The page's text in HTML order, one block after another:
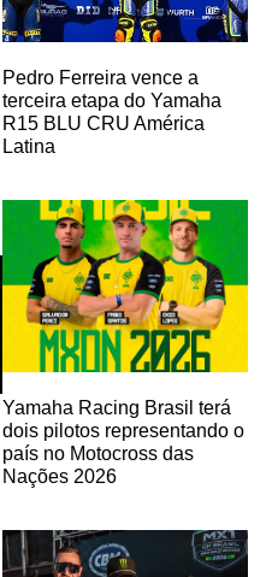
Pedro Ferreira vence a
terceira etapa do Yamaha
R15 BLU CRU América
Latina
Yamaha Racing Brasil terá
dois pilotos representando o
país no Motocross das
Nações 2026